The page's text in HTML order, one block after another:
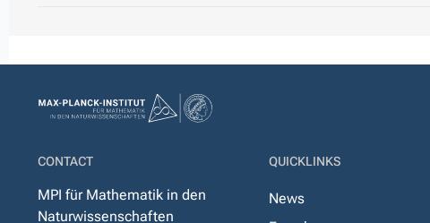
CONTACT
MPI für Mathematik in den
Naturwissenschaften
QUICKLINKS
News